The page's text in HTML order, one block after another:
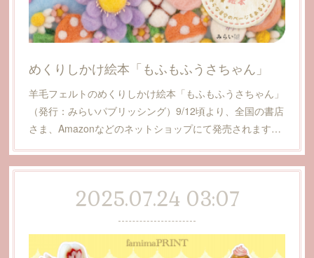
めくりしかけ絵本「もふもふうさちゃん」
羊毛フェルトのめくりしかけ絵本「もふもふうさちゃん」
（発行：みらいパブリッシング）9/12頃より、全国の書店
さま、Amazonなどのネットショップにて発売されます…
2025.07.24 03:07